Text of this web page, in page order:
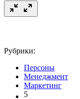
Рубрики:
Персоны
Менеджмент
Маркетинг
5